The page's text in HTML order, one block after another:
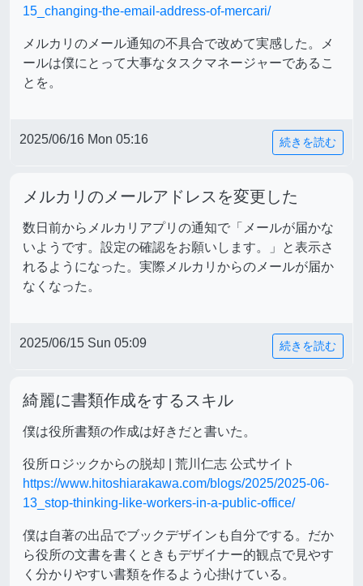
15_changing-the-email-address-of-mercari/
メルカリのメール通知の不具合で改めて実感した。メ
ールは僕にとって大事なタスクマネージャーであるこ
とを。
2025/06/16 Mon 05:16 続きを読む
メルカリのメールアドレスを変更した
数日前からメルカリアプリの通知で「メールが届かな
いようです。設定の確認をお願いします。」と表示さ
れるようになった。実際メルカリからのメールが届か
なくなった。
2025/06/15 Sun 05:09 続きを読む
綺麗に書類作成をするスキル
僕は役所書類の作成は好きだと書いた。
役所ロジックからの脱却 | 荒川仁志 公式サイト
https://www.hitoshiarakawa.com/blogs/2025/2025-06-
13_stop-thinking-like-workers-in-a-public-office/
僕は自著の出品でブックデザインも自分でする。だか
ら役所の文書を書くときもデザイナー的観点で見やす
く分かりやすい書類を作るよう心掛けている。